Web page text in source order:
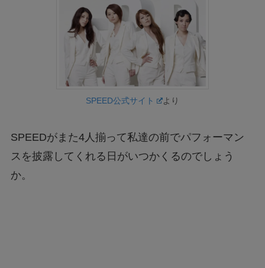
SPEED公式サイト より
SPEEDがまた4人揃って私達の前でパフォーマン
スを披露してくれる日がいつかくるのでしょう
か。